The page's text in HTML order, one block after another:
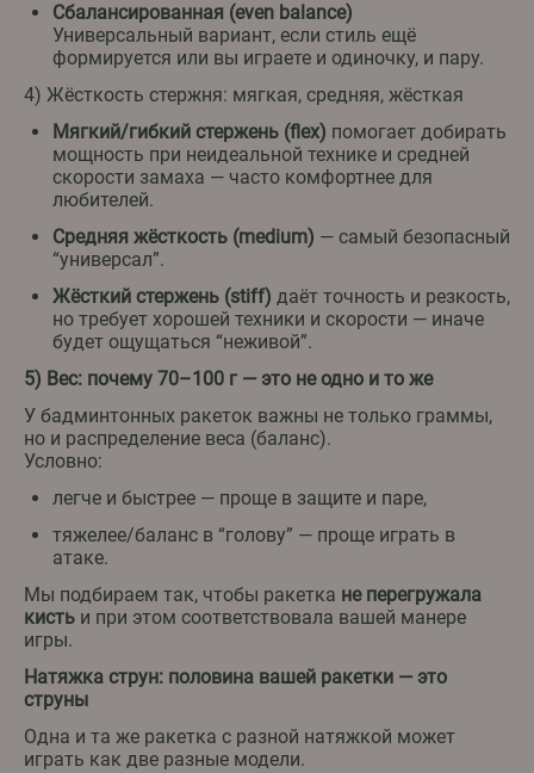
Сбалансированная (even balance)
Универсальный вариант, если стиль ещё
формируется или вы играете и одиночку, и пару.
4) Жёсткость стержня: мягкая, средняя, жёсткая
Мягкий/гибкий стержень (flex) помогает добирать
мощность при неидеальной технике и средней
скорости замаха — часто комфортнее для
любителей.
Средняя жёсткость (medium) — самый безопасный
“универсал”.
Жёсткий стержень (stiff) даёт точность и резкость,
но требует хорошей техники и скорости — иначе
будет ощущаться “неживой”.
5) Вес: почему 70–100 г — это не одно и то же
У бадминтонных ракеток важны не только граммы,
но и распределение веса (баланс).
Условно:
легче и быстрее — проще в защите и паре,
тяжелее/баланс в “голову” — проще играть в
атаке.
Мы подбираем так, чтобы ракетка не перегружала
кисть и при этом соответствовала вашей манере
игры.
Натяжка струн: половина вашей ракетки — это
струны
Одна и та же ракетка с разной натяжкой может
играть как две разные модели.